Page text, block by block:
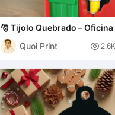
🎅 Tijolo Quebrado – Oficina
(24 de dezembro)
Quoi Print
 2.6K